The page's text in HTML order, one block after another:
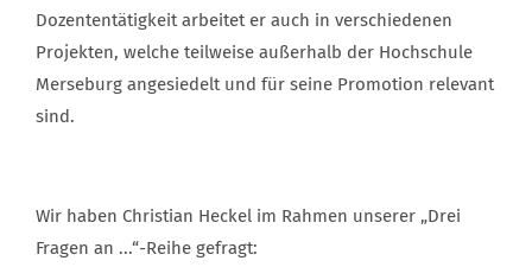
Dozententätigkeit arbeitet er auch in verschiedenen
Projekten, welche teilweise außerhalb der Hochschule
Merseburg angesiedelt und für seine Promotion relevant
sind.
Wir haben Christian Heckel im Rahmen unserer „Drei
Fragen an ...“-Reihe gefragt: